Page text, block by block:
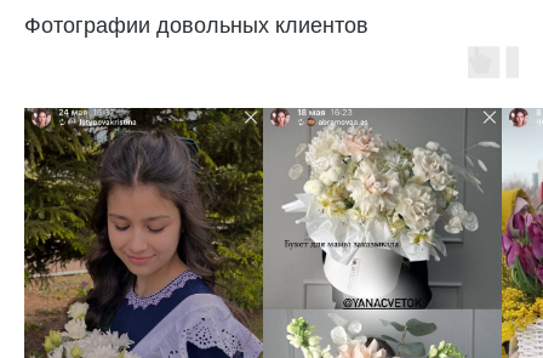
Фотографии довольных клиентов